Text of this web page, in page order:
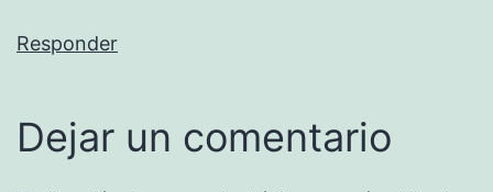
Responder
Dejar un comentario